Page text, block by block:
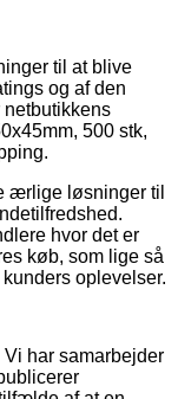
til at blive
og af den
500 stk,
ærlige løsninger til
hvor det er
køb, som lige så
oplevelser.
har samarbejder